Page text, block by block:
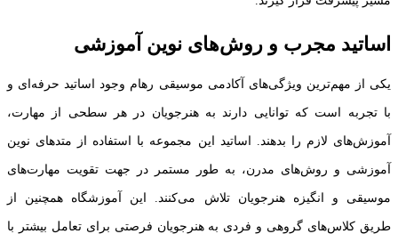
اساتید مجرب و روش‌های نوین آموزشی
یکی از مهم‌ترین ویژگی‌های آکادمی موسیقی رهام وجود اساتید حرفه‌ای و
با تجربه است که توانایی دارند به هنرجویان در هر سطحی از مهارت،
آموزش‌های لازم را بدهند. اساتید این مجموعه با استفاده از متدهای نوین
آموزشی و روش‌های مدرن، به طور مستمر در جهت تقویت مهارت‌های
موسیقی و انگیزه هنرجویان تلاش می‌کنند. این آموزشگاه همچنین از
طریق کلاس‌های گروهی و فردی به هنرجویان فرصتی برای تعامل بیشتر با